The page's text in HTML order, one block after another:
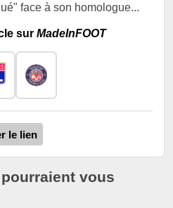
face à son homologue...
sur MadeInFOOT
le lien
vous